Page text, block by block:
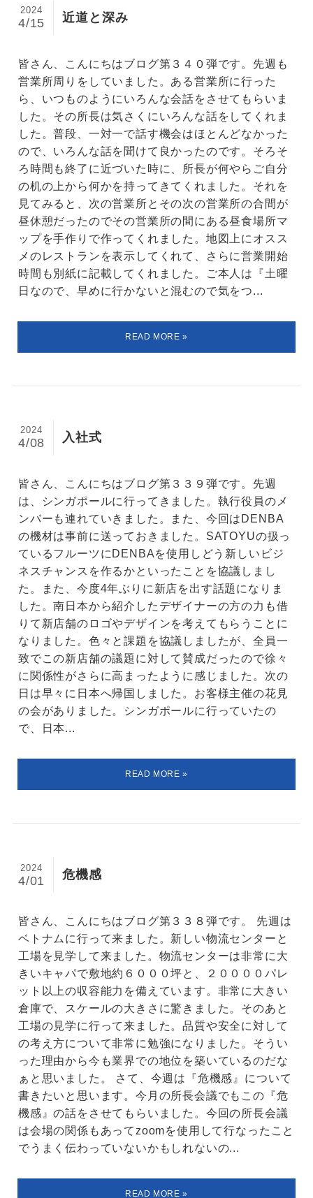
近道と深み
2024
4/15
皆さん、こんにちはブログ第３４０弾です。先週も
営業所周りをしていました。ある営業所に行った
ら、いつものようにいろんな会話をさせてもらいま
した。その所長は気さくにいろんな話をしてくれま
した。普段、一対一で話す機会はほとんどなかった
ので、いろんな話を聞けて良かったのです。そろそ
ろ時間も終了に近づいた時に、所長が何やらご自分
の机の上から何かを持ってきてくれました。それを
見てみると、次の営業所とその次の営業所の合間が
昼休憩だったのでその営業所の間にある昼食場所マ
ップを手作りで作ってくれました。地図上にオスス
メのレストランを表示してくれて、さらに営業開始
時間も別紙に記載してくれました。ご本人は『土曜
日なので、早めに行かないと混むので気をつ...
入社式
2024
4/08
皆さん、こんにちはブログ第３３９弾です。先週
は、シンガポールに行ってきました。執行役員のメ
ンバーも連れていきました。また、今回はDENBA
の機材は事前に送っておきました。SATOYUの扱っ
ているフルーツにDENBAを使用しどう新しいビジ
ネスチャンスを作るかといったことを協議しまし
た。また、今度4年ぶりに新店を出す話題になりま
した。南日本から紹介したデザイナーの方の力も借
りて新店舗のロゴやデザインを考えてもらうことに
なりました。色々と課題を協議しましたが、全員一
致でこの新店舗の議題に対して賛成だったので徐々
に関係性がさらに高まったように感じました。次の
日は早々に日本へ帰国しました。お客様主催の花見
の会がありました。シンガポールに行っていたの
で、日本...
危機感
2024
4/01
皆さん、こんにちはブログ第３３８弾です。 先週は
ベトナムに行って来ました。新しい物流センターと
工場を見学して来ました。物流センターは非常に大
きいキャパで敷地約６０００坪と、２００００パレ
ット以上の収容能力を備えています。非常に大きい
倉庫で、スケールの大きさに驚きました。そのあと
工場の見学に行って来ました。品質や安全に対して
の考え方について非常に勉強になりました。そうい
った理由から今も業界での地位を築いているのだな
ぁと思いました。 さて、今週は『危機感』について
書きたいと思います。今月の所長会議でもこの『危
機感』の話をさせてもらいました。今回の所長会議
は会場の関係もあってzoomを使用して行なったこと
でうまく伝わっていないかもしれないの...